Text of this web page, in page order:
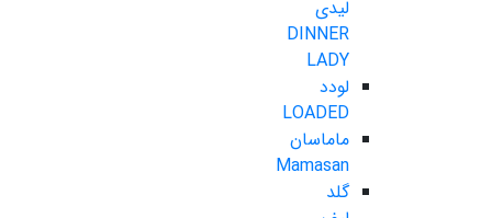
لیدی
DINNER
LADY
لودد
LOADED
ماماسان
Mamasan
گلد